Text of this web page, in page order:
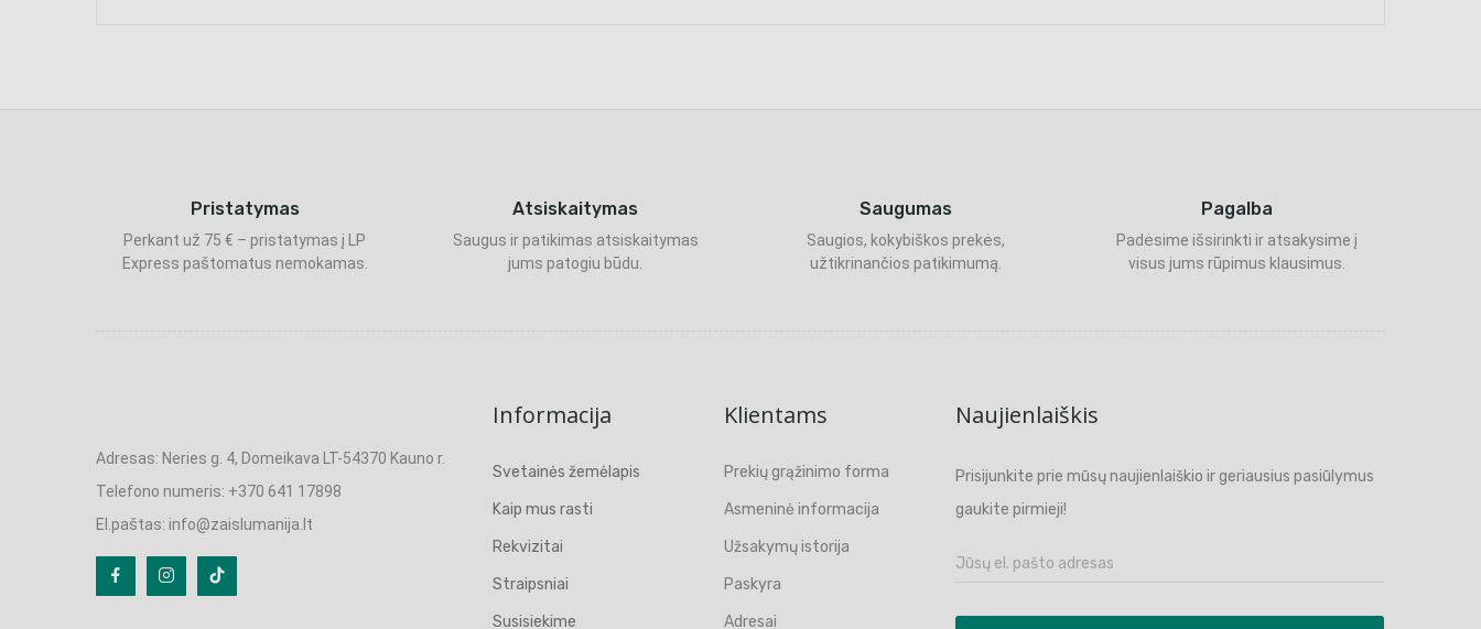
Pristatymas
Perkant už 75 € – pristatymas į LP
Express paštomatus nemokamas.
Atsiskaitymas
Saugus ir patikimas atsiskaitymas
jums patogiu būdu.
Saugumas
Saugios, kokybiškos prekės,
užtikrinančios patikimumą.
Pagalba
Padėsime išsirinkti ir atsakysime į
visus jums rūpimus klausimus.
Adresas: Neries g. 4, Domeikava LT-54370 Kauno r.
Telefono numeris: +370 641 17898
El.paštas: info@zaislumanija.lt
Informacija
Svetainės žemėlapis
Kaip mus rasti
Rekvizitai
Straipsniai
Susisiekime
Klientams
Prekių grąžinimo forma
Asmeninė informacija
Užsakymų istorija
Paskyra
Adresai
Naujienlaiškis
Prisijunkite prie mūsų naujienlaiškio ir geriausius pasiūlymus
gaukite pirmieji!